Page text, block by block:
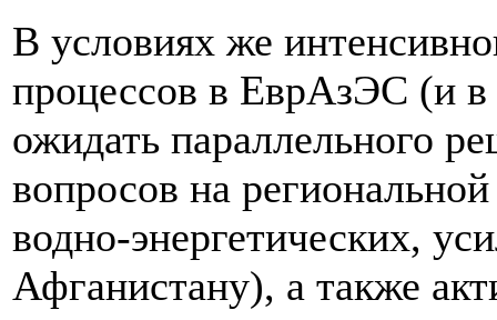
В условиях же
процессов в ЕврАзЭС (и
ожидать параллельного
вопросов на
водно-энергетических,
Афганистану), а также